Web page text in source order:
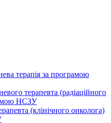
терапія за програмою
терапевта (радіаційного
НСЗУ
(клінічного онколога)